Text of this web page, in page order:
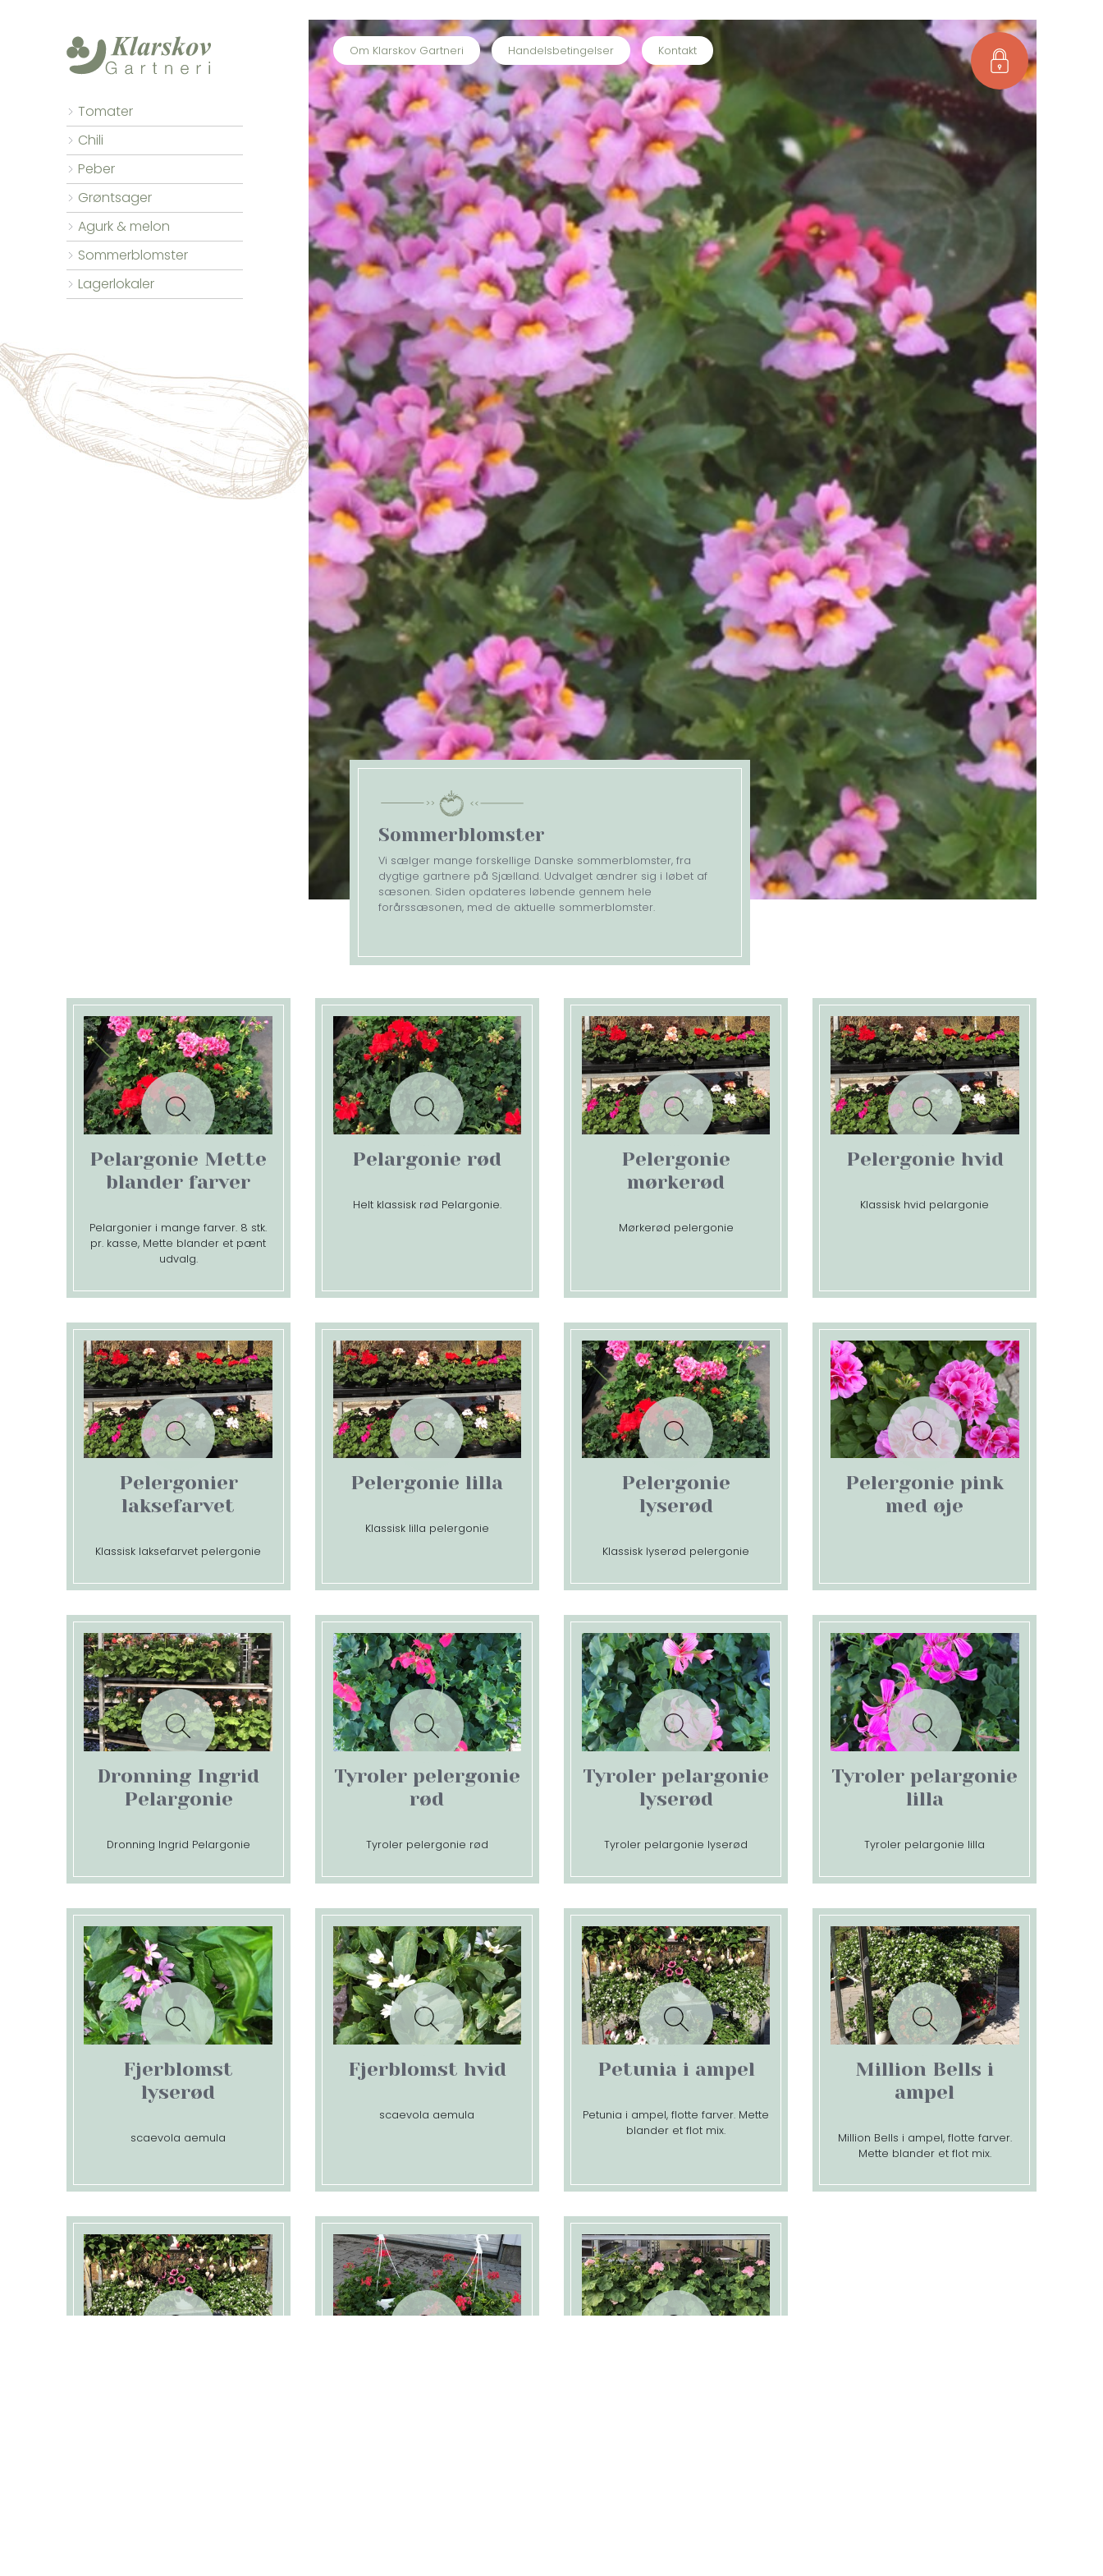
Tomater
Chili
Peber
Grøntsager
Agurk & melon
Sommerblomster
Lagerlokaler
Om Klarskov Gartneri Handelsbetingelser Kontakt
Sommerblomster
Vi sælger mange forskellige Danske sommerblomster, fra
dygtige gartnere på Sjælland. Udvalget ændrer sig i løbet af
sæsonen. Siden opdateres løbende gennem hele
forårssæsonen, med de aktuelle sommerblomster.
Pelargonie Mette
blander farver
Pelargonier i mange farver. 8 stk.
pr. kasse, Mette blander et pænt
udvalg.
Pelargonie rød
Helt klassisk rød Pelargonie.
Pelergonie
mørkerød
Mørkerød pelergonie
Pelergonie hvid
Klassisk hvid pelargonie
Pelergonier
laksefarvet
Klassisk laksefarvet pelergonie
Pelergonie lilla
Klassisk lilla pelergonie
Pelergonie
lyserød
Klassisk lyserød pelergonie
Pelergonie pink
med øje
Dronning Ingrid
Pelargonie
Dronning Ingrid Pelargonie
Tyroler pelergonie
rød
Tyroler pelergonie rød
Tyroler pelargonie
lyserød
Tyroler pelargonie lyserød
Tyroler pelargonie
lilla
Tyroler pelargonie lilla
Fjerblomst
lyserød
scaevola aemula
Fjerblomst hvid
scaevola aemula
Petunia i ampel
Petunia i ampel, flotte farver. Mette
blander et flot mix.
Million Bells i
ampel
Million Bells i ampel, flotte farver.
Mette blander et flot mix.